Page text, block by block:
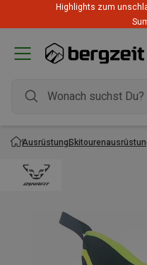
Highlights zum
Ausrüstung